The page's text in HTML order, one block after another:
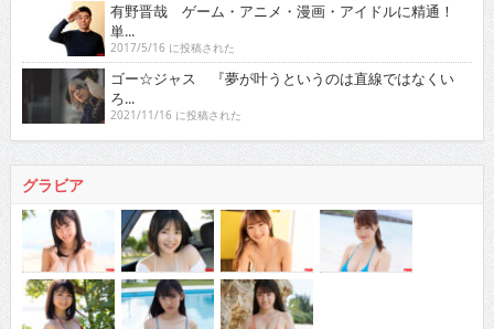
有野晋哉 ゲーム・アニメ・漫画・アイドルに精通！
単...
2017/5/16 に投稿された
ゴー☆ジャス 『夢が叶うというのは直線ではなくい
ろ...
2021/11/16 に投稿された
グラビア